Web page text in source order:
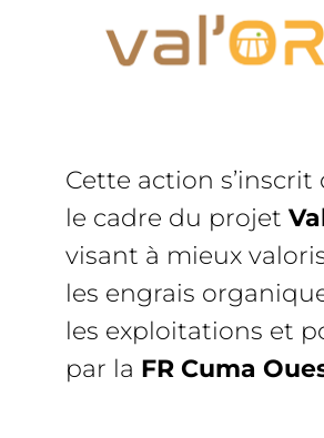
Cette action s’inscrit
le cadre du projet
visant à mieux
les engrais
les exploitations et
par la FR Cuma